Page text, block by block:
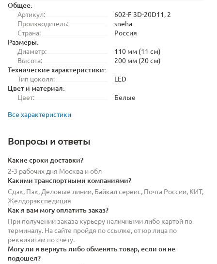
Общее:
Артикул:
602-F 3D-20D11, 2
Производитель:
sneha
Страна:
Россия
Размеры:
Диаметр:
110 мм (11 см)
Высота:
200 мм (20 см)
Технические характеристики:
Тип цоколя: LED
Цвет и материал:
Цвет:
Белые
Все характеристики
Вопросы и ответы
Какие сроки доставки?
2-3 рабочих дня Москва и обл
Какими транспортными компаниями?
Сдэк, Пэк, Деловые линии, Байкал сервис, Почта России, КИТ,
Желдорэкспедиция
Как я вам могу оплатить заказ?
При получении заказа курьеру наличными либо картой по
терминалу. На сайте пройдя по ссылке, от юр лица по
реквизитам по счету.
Могу ли я вернуть либо обменять товар, если он не
подошел?